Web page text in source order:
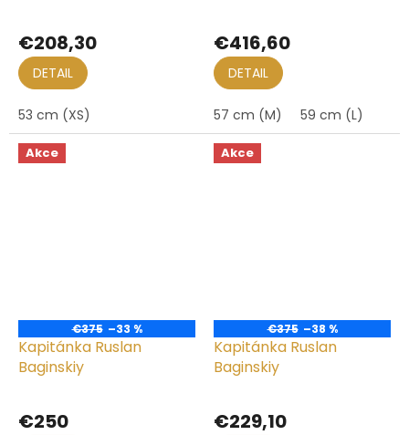
hodnotenie
produktu
je
5,0
5
hviezdičiek.
€208,30
DETAIL
53 cm (XS)
€416,60
DETAIL
57 cm (M) 59 cm (L)
Akce
€375 –33 %
Kapitánka Ruslan
Baginskiy
€250
Akce
€375 –38 %
Kapitánka Ruslan
Baginskiy
€229,10